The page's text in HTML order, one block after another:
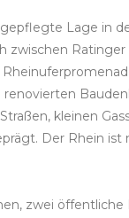
Lage in
zwischen Ratinger
renovierten
kleinen
Der Rhein ist
zwei öffentliche